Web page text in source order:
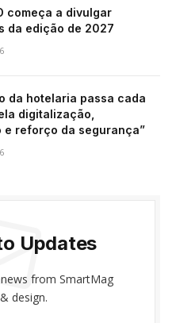
começa a divulgar
da edição de 2027
da hotelaria passa cada
digitalização,
e reforço da segurança”
Updates
from SmartMag
design.